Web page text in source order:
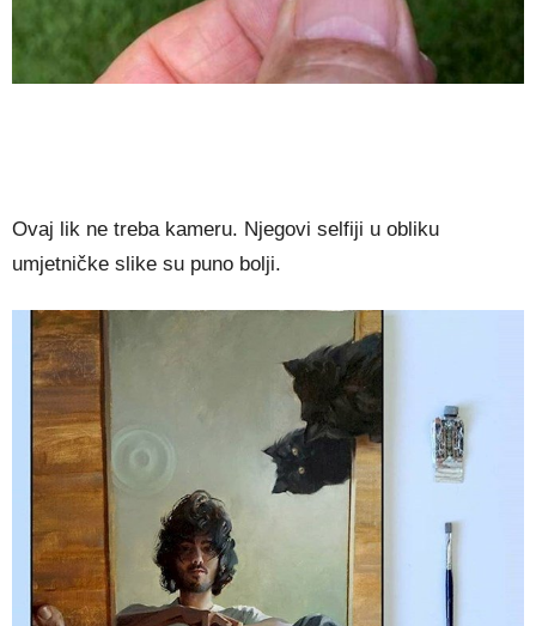
Ovaj lik ne treba kameru. Njegovi selfiji u obliku
umjetničke slike su puno bolji.